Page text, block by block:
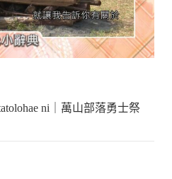
ni｜萬山部落勇士祭